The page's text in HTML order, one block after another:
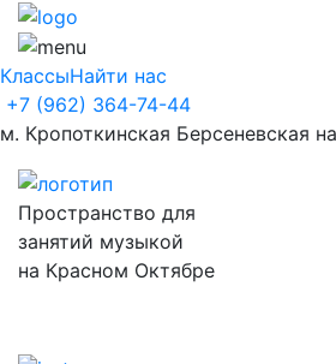
КлассыНайти нас
+7 (962) 364-74-44
м. Кропоткинская Берсеневская
Пространство для
занятий музыкой
на Красном Октябре